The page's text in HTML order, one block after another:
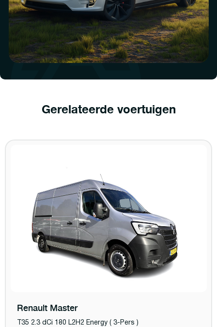
Gerelateerde voertuigen
Renault Master
T35 2.3 dCi 180 L2H2 Energy ( 3-Pers )